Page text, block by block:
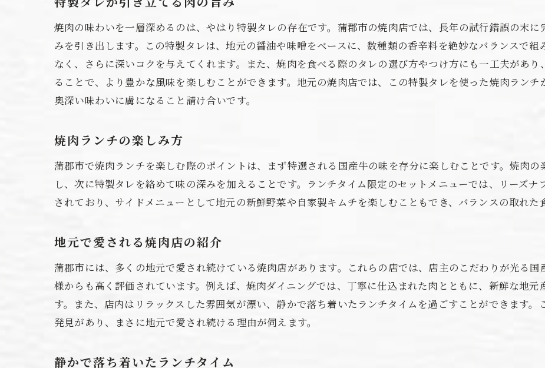
新鮮さが決め手の焼肉サラダ
焼肉と野菜のバランスの良い食事
季節ごとのおすすめ野菜メニュー
常連客が推薦する理由
リピーター続出の秘密
地元の人々に愛される味
ランチタイム限定！蒲郡市の焼肉スポットを紹介
ランチタイムだけの特別メニュー
お得に楽しめるセットメニュー
早起きしてでも行きたい店
特製タレが引き立てる肉の旨み
焼肉の味わいを一層深めるのは、やはり特製タレの存在です。蒲郡市の焼肉店では、長年の試行錯誤の末
みを引き出します。この特製タレは、地元の醤油や味噌をベースに、数種類の香辛料を絶妙なバランスで
なく、さらに深いコクを与えてくれます。また、焼肉を食べる際のタレの選び方やつけ方にも一工夫があ
ることで、より豊かな風味を楽しむことができます。地元の焼肉店では、この特製タレを使った焼肉ラン
奥深い味わいに虜になること請け合いです。
焼肉ランチの楽しみ方
蒲郡市で焼肉ランチを楽しむ際のポイントは、まず特選される国産牛の味を存分に楽しむことです。焼肉
し、次に特製タレを絡めて味の深みを加えることです。ランチタイム限定のセットメニューでは、リーズ
されており、サイドメニューとして地元の新鮮野菜や自家製キムチを楽しむこともでき、バランスの取れた
地元で愛される焼肉店の紹介
蒲郡市には、多くの地元で愛され続けている焼肉店があります。これらの店では、店主のこだわりが光る
様からも高く評価されています。例えば、焼肉ダイニングでは、丁寧に仕込まれた肉とともに、新鮮な地
す。また、店内はリラックスした雰囲気が漂い、静かで落ち着いたランチタイムを過ごすことができます
発見があり、まさに地元で愛され続ける理由が伺えます。
静かで落ち着いたランチタイム